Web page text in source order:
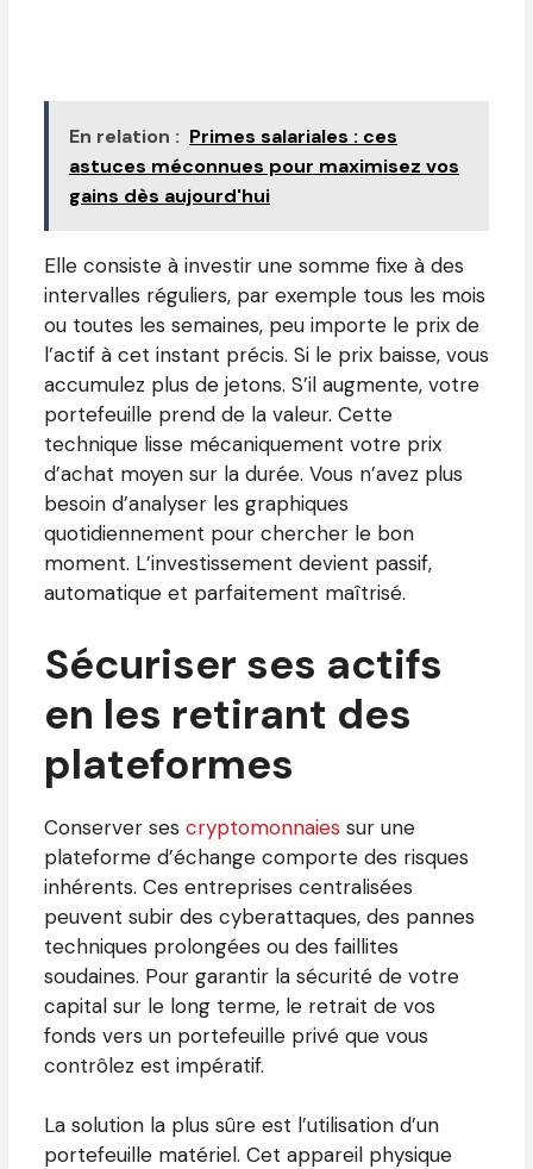
En relation : Primes salariales : ces
astuces méconnues pour maximisez vos
gains dès aujourd'hui
Elle consiste à investir une somme fixe à des
intervalles réguliers, par exemple tous les mois
ou toutes les semaines, peu importe le prix de
l’actif à cet instant précis. Si le prix baisse, vous
accumulez plus de jetons. S’il augmente, votre
portefeuille prend de la valeur. Cette
technique lisse mécaniquement votre prix
d’achat moyen sur la durée. Vous n’avez plus
besoin d’analyser les graphiques
quotidiennement pour chercher le bon
moment. L’investissement devient passif,
automatique et parfaitement maîtrisé.
Sécuriser ses actifs
en les retirant des
plateformes
Conserver ses cryptomonnaies sur une
plateforme d’échange comporte des risques
inhérents. Ces entreprises centralisées
peuvent subir des cyberattaques, des pannes
techniques prolongées ou des faillites
soudaines. Pour garantir la sécurité de votre
capital sur le long terme, le retrait de vos
fonds vers un portefeuille privé que vous
contrôlez est impératif.
La solution la plus sûre est l’utilisation d’un
portefeuille matériel. Cet appareil physique